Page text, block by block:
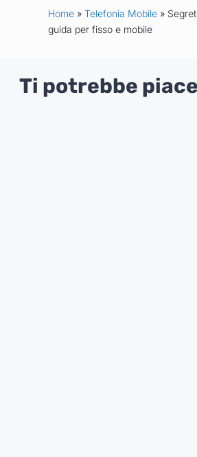
Home» Telefonia Mobile»
guida per fisso e mobile
Ti potrebbe